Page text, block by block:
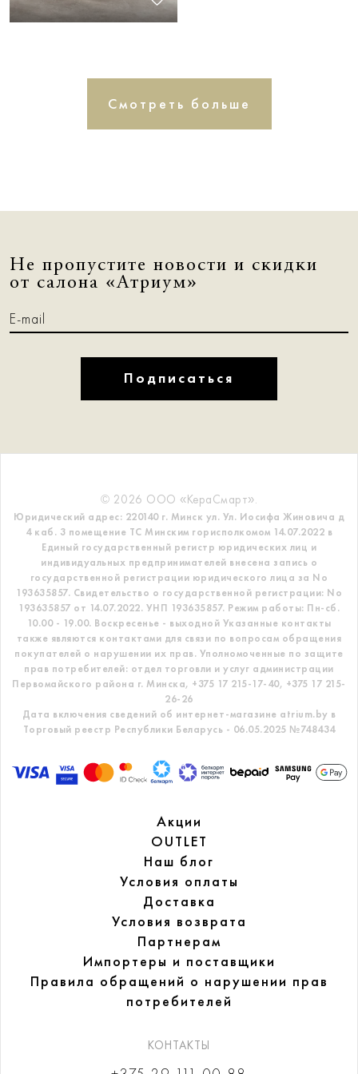
Смотреть больше
Не пропустите новости и скидки
от салона «Атриум»
Подписаться
© 2026 ООО «КераСмарт».
Юридический адрес: 220140 г. Минск ул. Ул. Иосифа Жиновича д
4 каб. 3 помещение ТС Минским горисполкомом 14.07.2022 в
Единый государственный регистр юридических лиц и
индивидуальных предпринимателей внесена запись о
государственной регистрации юридического лица за No
193635857. Свидетельство о государственной регистрации: No
193635857 от 14.07.2022. УНП 193635857. Режим работы: Пн-сб.
10.00 - 19.00. Воскресенье - выходной Указанные контакты
также являются контактами для связи по вопросам обращения
покупателей о нарушении их прав. Уполномоченные по защите
прав потребителей: отдел торговли и услуг администрации
Первомайского района г. Минска, +375 17 215-17-40, +375 17 215-
26-26
Дата включения сведений об интернет-магазине atrium.by в
Торговый реестр Республики Беларусь - 06.05.2025 №748434
Акции
OUTLET
Наш блог
Условия оплаты
Доставка
Условия возврата
Партнерам
Импортеры и поставщики
Правила обращений о нарушении прав
потребителей
КОНТАКТЫ